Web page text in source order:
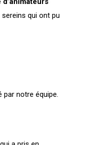
qui ont pu
par notre équipe.